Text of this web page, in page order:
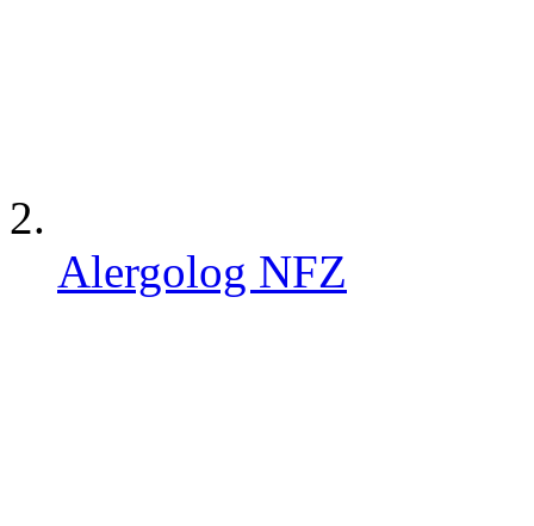
Alergolog NFZ